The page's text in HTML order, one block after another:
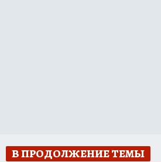
В ПРОДОЛЖЕНИЕ ТЕМЫ